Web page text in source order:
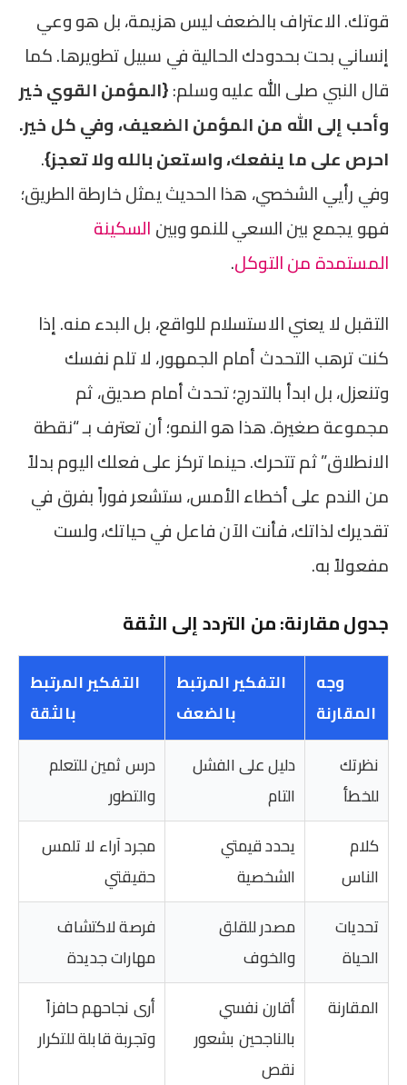
قوتك. الاعتراف بالضعف ليس هزيمة، بل هو وعي
إنساني بحت بحدودك الحالية في سبيل تطويرها. كما
قال النبي صلى الله عليه وسلم:{المؤمن القوي خير
وأحب إلى الله من المؤمن الضعيف، وفي كل خير.
احرص على ما ينفعك، واستعن بالله ولا تعجز}.
وفي رأيي الشخصي، هذا الحديث يمثل خارطة الطريق؛
فهو يجمع بين السعي للنمو وبينالسكينة
المستمدة من التوكل.
التقبل لا يعني الاستسلام للواقع، بل البدء منه. إذا
كنت ترهب التحدث أمام الجمهور، لا تلم نفسك
وتنعزل، بل ابدأ بالتدرج؛ تحدث أمام صديق، ثم
مجموعة صغيرة. هذا هو النمو؛ أن تعترف بـ “نقطة
الانطلاق” ثم تتحرك. حينما تركز على فعلك اليوم بدلاً
من الندم على أخطاء الأمس، ستشعر فوراً بفرق في
تقديرك لذاتك، فأنت الآن فاعل في حياتك، ولست
مفعولاً به.
جدول مقارنة: من التردد إلى الثقة
وجه
المقارنة
التفكير المرتبط
بالضعف
التفكير المرتبط
بالثقة
نظرتك
للخطأ
دليل على الفشل
التام
درس ثمين للتعلم
والتطور
كلام
الناس
يحدد قيمتي
الشخصية
مجرد آراء لا تلمس
حقيقتي
تحديات
الحياة
مصدر للقلق
والخوف
فرصة لاكتشاف
مهارات جديدة
المقارنة
أقارن نفسي
بالناجحين بشعور
نقص
أرى نجاحهم حافزاً
وتجربة قابلة للتكرار